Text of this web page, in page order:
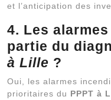
et l’anticipation des
4. Les
partie du
à Lille ?
Oui, les alarmes
prioritaires du PPPT à